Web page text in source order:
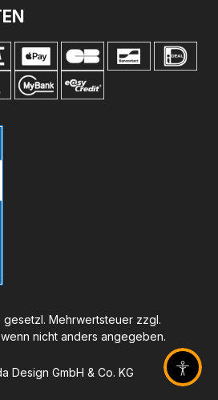
gesetzl. Mehrwertsteuer zzgl.
wenn nicht anders angegeben.
Design GmbH & Co. KG